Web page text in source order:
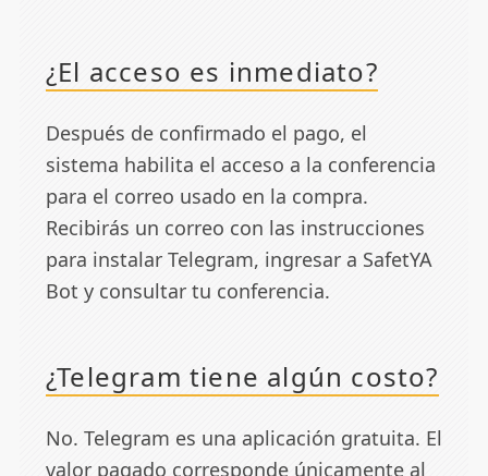
¿El acceso es inmediato?
Después de confirmado el pago, el
sistema habilita el acceso a la conferencia
para el correo usado en la compra.
Recibirás un correo con las instrucciones
para instalar Telegram, ingresar a SafetYA
Bot y consultar tu conferencia.
¿Telegram tiene algún costo?
No. Telegram es una aplicación gratuita. El
valor pagado corresponde únicamente al